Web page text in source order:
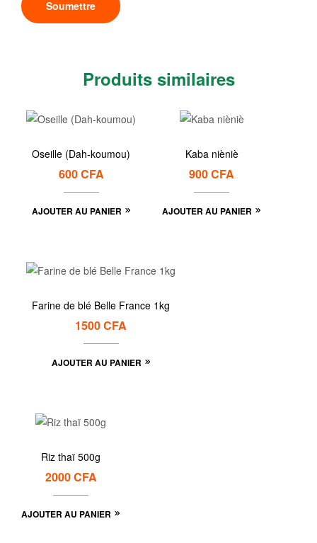
Produits similaires
Oseille (Dah-koumou)
600CFA
AJOUTER AU PANIER
Kaba nièniè
900CFA
AJOUTER AU PANIER
Farine de blé Belle France 1kg
1500CFA
AJOUTER AU PANIER
Riz thaï 500g
2000CFA
AJOUTER AU PANIER